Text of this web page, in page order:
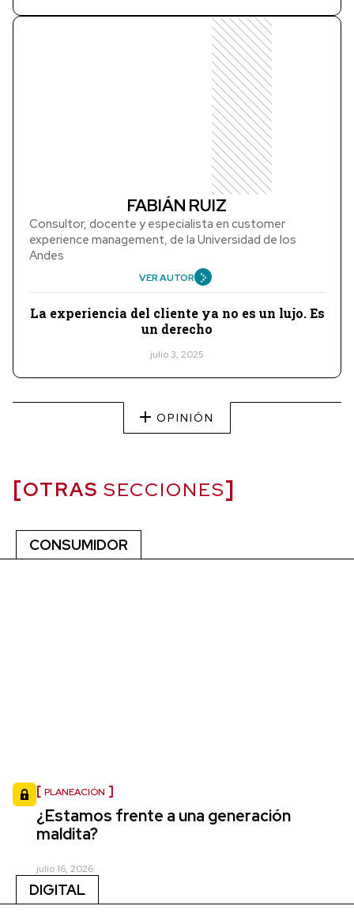
FABIÁN RUIZ
Consultor, docente y especialista en customer
experience management, de la Universidad de los
Andes
VER AUTOR
La experiencia del cliente ya no es un lujo. Es
un derecho
julio 3, 2025
OPINIÓN
OTRAS SECCIONES
CONSUMIDOR
PLANEACIÓN
¿Estamos frente a una generación
maldita?
julio 16, 2026
DIGITAL